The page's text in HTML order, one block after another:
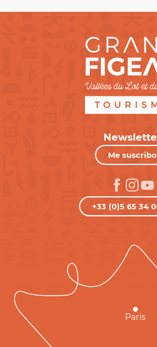
Me suscribo
+33 (0)5 65 34
Paris